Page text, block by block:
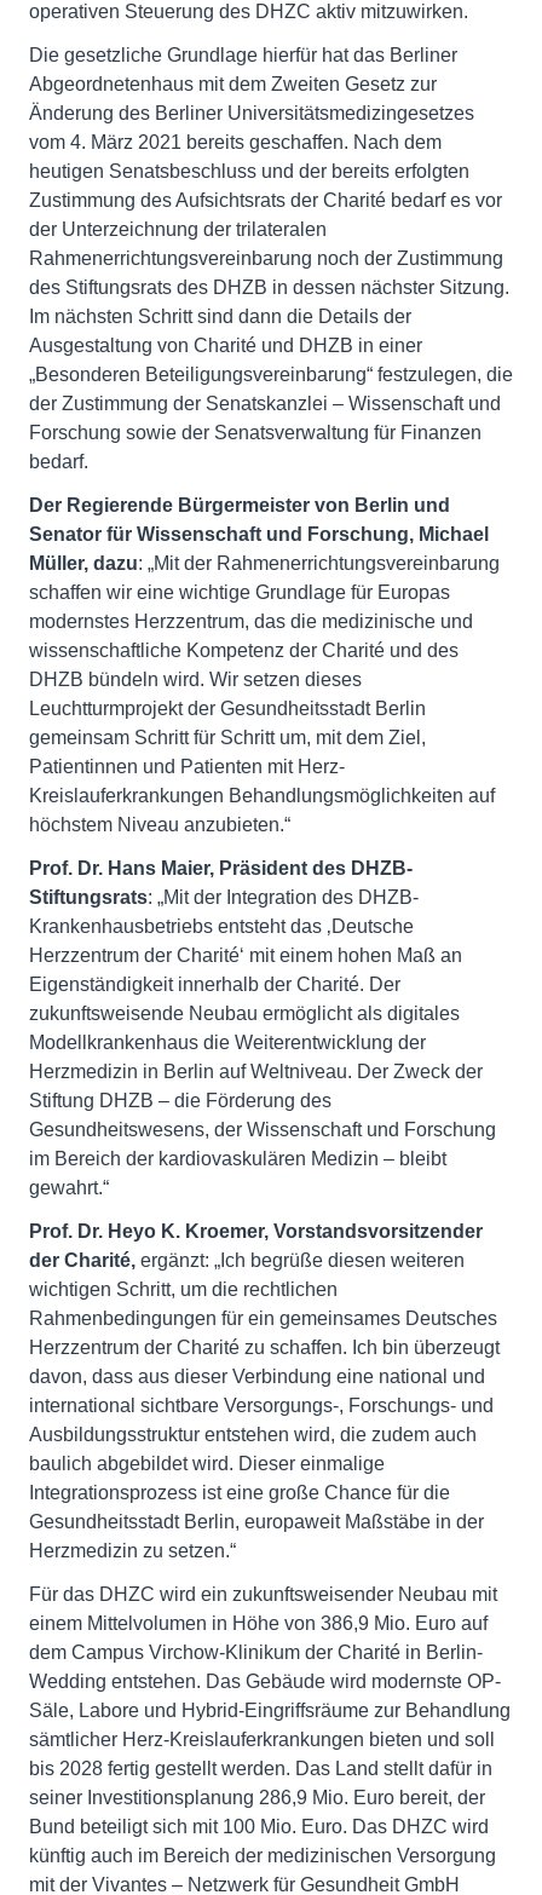
operativen Steuerung des DHZC aktiv mitzuwirken.
Die gesetzliche Grundlage hierfür hat das Berliner
Abgeordnetenhaus mit dem Zweiten Gesetz zur
Änderung des Berliner Universitätsmedizingesetzes
vom 4. März 2021 bereits geschaffen. Nach dem
heutigen Senatsbeschluss und der bereits erfolgten
Zustimmung des Aufsichtsrats der Charité bedarf es vor
der Unterzeichnung der trilateralen
Rahmenerrichtungsvereinbarung noch der Zustimmung
des Stiftungsrats des DHZB in dessen nächster Sitzung.
Im nächsten Schritt sind dann die Details der
Ausgestaltung von Charité und DHZB in einer
„Besonderen Beteiligungsvereinbarung“ festzulegen, die
der Zustimmung der Senatskanzlei – Wissenschaft und
Forschung sowie der Senatsverwaltung für Finanzen
bedarf.
Der Regierende Bürgermeister von Berlin und
Senator für Wissenschaft und Forschung, Michael
Müller, dazu: „Mit der Rahmenerrichtungsvereinbarung
schaffen wir eine wichtige Grundlage für Europas
modernstes Herzzentrum, das die medizinische und
wissenschaftliche Kompetenz der Charité und des
DHZB bündeln wird. Wir setzen dieses
Leuchtturmprojekt der Gesundheitsstadt Berlin
gemeinsam Schritt für Schritt um, mit dem Ziel,
Patientinnen und Patienten mit Herz-
Kreislauferkrankungen Behandlungsmöglichkeiten auf
höchstem Niveau anzubieten.“
Prof. Dr. Hans Maier, Präsident des DHZB-
Stiftungsrats: „Mit der Integration des DHZB-
Krankenhausbetriebs entsteht das ‚Deutsche
Herzzentrum der Charité‘ mit einem hohen Maß an
Eigenständigkeit innerhalb der Charité. Der
zukunftsweisende Neubau ermöglicht als digitales
Modellkrankenhaus die Weiterentwicklung der
Herzmedizin in Berlin auf Weltniveau. Der Zweck der
Stiftung DHZB – die Förderung des
Gesundheitswesens, der Wissenschaft und Forschung
im Bereich der kardiovaskulären Medizin – bleibt
gewahrt.“
Prof. Dr. Heyo K. Kroemer, Vorstandsvorsitzender
der Charité, ergänzt: „Ich begrüße diesen weiteren
wichtigen Schritt, um die rechtlichen
Rahmenbedingungen für ein gemeinsames Deutsches
Herzzentrum der Charité zu schaffen. Ich bin überzeugt
davon, dass aus dieser Verbindung eine national und
international sichtbare Versorgungs-, Forschungs- und
Ausbildungsstruktur entstehen wird, die zudem auch
baulich abgebildet wird. Dieser einmalige
Integrationsprozess ist eine große Chance für die
Gesundheitsstadt Berlin, europaweit Maßstäbe in der
Herzmedizin zu setzen.“
Für das DHZC wird ein zukunftsweisender Neubau mit
einem Mittelvolumen in Höhe von 386,9 Mio. Euro auf
dem Campus Virchow-Klinikum der Charité in Berlin-
Wedding entstehen. Das Gebäude wird modernste OP-
Säle, Labore und Hybrid-Eingriffsräume zur Behandlung
sämtlicher Herz-Kreislauferkrankungen bieten und soll
bis 2028 fertig gestellt werden. Das Land stellt dafür in
seiner Investitionsplanung 286,9 Mio. Euro bereit, der
Bund beteiligt sich mit 100 Mio. Euro. Das DHZC wird
künftig auch im Bereich der medizinischen Versorgung
mit der Vivantes – Netzwerk für Gesundheit GmbH